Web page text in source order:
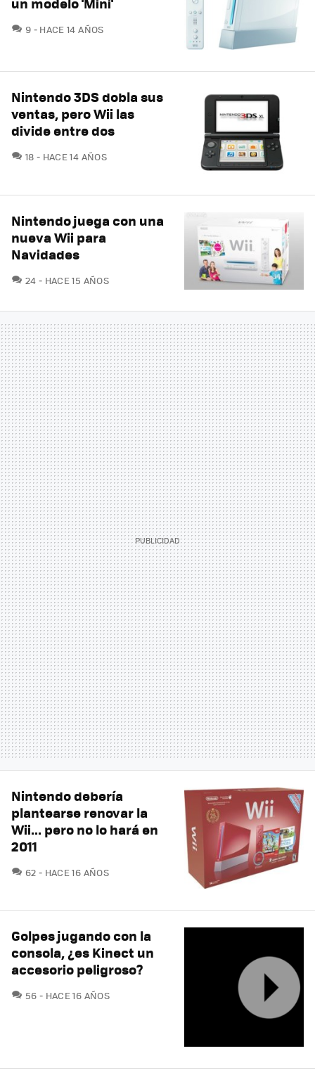
9 COMENTARIOS
HACE 14 AÑOS
Nintendo 3DS dobla sus
ventas, pero Wii las
divide entre dos
18 COMENTARIOS
HACE 14 AÑOS
Nintendo juega con una
nueva Wii para
Navidades
24 COMENTARIOS
HACE 15 AÑOS
Nintendo debería
plantearse renovar la
Wii... pero no lo hará en
2011
62 COMENTARIOS
HACE 16 AÑOS
Golpes jugando con la
consola, ¿es Kinect un
accesorio peligroso?
56 COMENTARIOS
HACE 16 AÑOS